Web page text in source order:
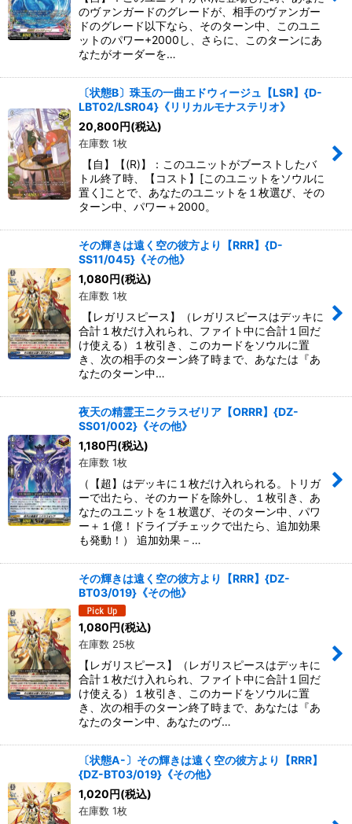
のヴァンガードのグレードが、相手のヴァンガー
ドのグレード以下なら、そのターン中、このユニ
ットのパワー+2000し、さらに、このターンにあ
なたがオーダーを…
〔状態B〕珠玉の一曲エドウィージュ【LSR】{D-
LBT02/LSR04}《リリカルモナステリオ》
20,800円(税込)
在庫数 1枚
【自】【(R)】：このユニットがブーストしたバ
トル終了時、【コスト】[このユニットをソウルに
置く]ことで、あなたのユニットを１枚選び、その
ターン中、パワー＋2000。
その輝きは遠く空の彼方より【RRR】{D-
SS11/045}《その他》
1,080円(税込)
在庫数 1枚
【レガリスピース】（レガリスピースはデッキに
合計１枚だけ入れられ、ファイト中に合計１回だ
け使える）１枚引き、このカードをソウルに置
き、次の相手のターン終了時まで、あなたは『あ
なたのターン中…
夜天の精霊王ニクラスゼリア【ORRR】{DZ-
SS01/002}《その他》
1,180円(税込)
在庫数 1枚
（【超】はデッキに１枚だけ入れられる。トリガ
ーで出たら、そのカードを除外し、１枚引き、あ
なたのユニットを１枚選び、そのターン中、パワ
ー＋１億！ドライブチェックで出たら、追加効果
も発動！） 追加効果－…
その輝きは遠く空の彼方より【RRR】{DZ-
BT03/019}《その他》
1,080円(税込)
在庫数 25枚
【レガリスピース】（レガリスピースはデッキに
合計１枚だけ入れられ、ファイト中に合計１回だ
け使える）１枚引き、このカードをソウルに置
き、次の相手のターン終了時まで、あなたは『あ
なたのターン中、あなたのヴ…
〔状態A-〕その輝きは遠く空の彼方より【RRR】
{DZ-BT03/019}《その他》
1,020円(税込)
在庫数 1枚